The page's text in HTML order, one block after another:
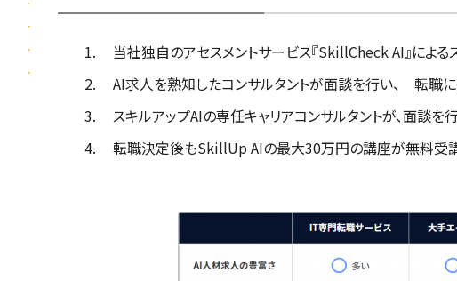
当社独自のアセスメントサービス『SkillCheck AI』によ
AI求人を熟知したコンサルタントが面談を行い、 転職に
スキルアップAIの専任キャリアコンサルタントが、面談を
転職決定後もSkillUp AIの最大30万円の講座が無料受